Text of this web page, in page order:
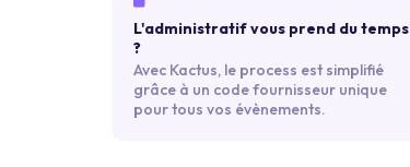
L'administratif vous prend du temps
?
Avec Kactus, le process est simplifié
grâce à un code fournisseur unique
pour tous vos évènements.